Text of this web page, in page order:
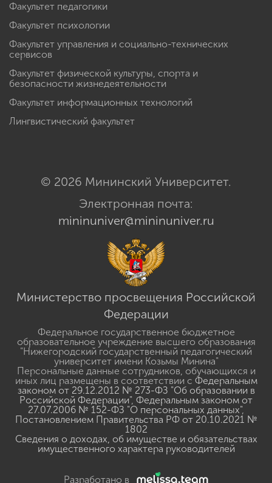
Факультет педагогики
Факультет психологии
Факультет управления и социально-технических
сервисов
Факультет физической культуры, спорта и
безопасности жизнедеятельности
Факультет информационных технологий
Лингвистический факультет
© 2026 Мининский Университет.
Электронная почта:
mininuniver@mininuniver.ru
Министерство просвещения Российской
Федерации
Федеральное государственное бюджетное
образовательное учреждение высшего образования
"Нижегородский государственный педагогический
университет имени Козьмы Минина"
Персональные данные сотрудников, обучающихся и
иных лиц размещены в соответствии с Федеральным
законом от 29.12.2012 № 273-ФЗ "Об образовании в
Российской Федерации", Федеральным законом от
27.07.2006 № 152-ФЗ "О персональных данных",
Постановлением Правительства РФ от 20.10.2021 №
1802
Сведения о доходах, об имуществе и обязательствах
имущественного характера руководителей
Разработано в